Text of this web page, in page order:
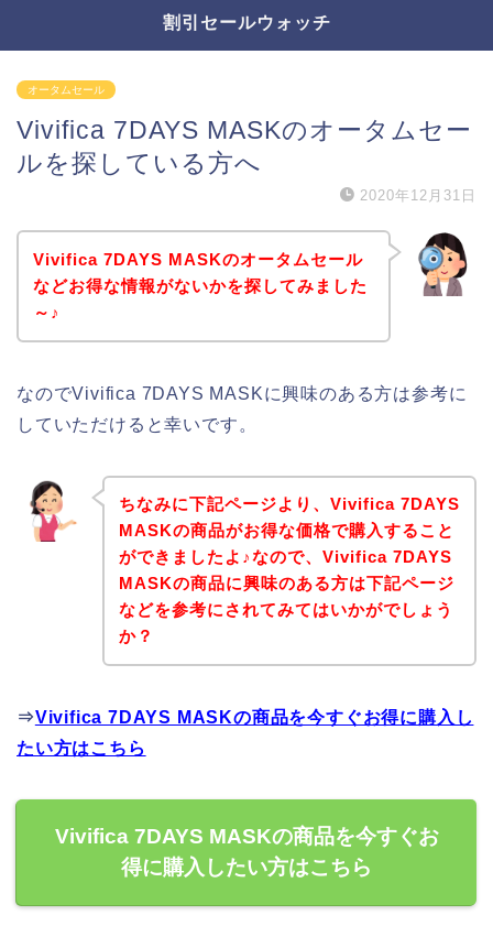
割引セールウォッチ
オータムセール
Vivifica 7DAYS MASKのオータムセー
ルを探している方へ
2020年12月31日
Vivifica 7DAYS MASKのオータムセール
などお得な情報がないかを探してみました
～♪
なのでVivifica 7DAYS MASKに興味のある方は参考に
していただけると幸いです。
ちなみに下記ページより、Vivifica 7DAYS
MASKの商品がお得な価格で購入すること
ができましたよ♪なので、Vivifica 7DAYS
MASKの商品に興味のある方は下記ページ
などを参考にされてみてはいかがでしょう
か？
⇒Vivifica 7DAYS MASKの商品を今すぐお得に購入し
たい方はこちら
Vivifica 7DAYS MASKの商品を今すぐお
得に購入したい方はこちら